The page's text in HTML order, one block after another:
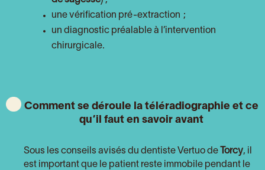
une vérification pré-extraction ;
un diagnostic préalable à l’intervention
chirurgicale.
Comment se déroule la téléradiographie et ce
qu’il faut en savoir avant
Sous les conseils avisés du dentiste Vertuo de Torcy, il
est important que le patient reste immobile pendant le